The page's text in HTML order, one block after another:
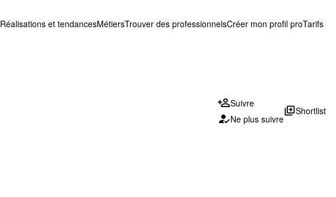
Réalisations et tendancesMétiersTrouver des professionnelsCréer mon profil proTarifs
Suivre
Ne plus suivre
library_addShortlist